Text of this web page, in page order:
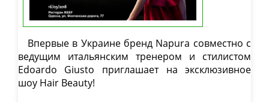
Впервые в Украине бренд Napura совместно с
ведущим итальянским тренером и стилистом
Edoardo Giusto приглашает на эксклюзивное
шоу Hair Beauty!